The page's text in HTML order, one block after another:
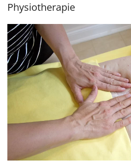
Physiotherapie